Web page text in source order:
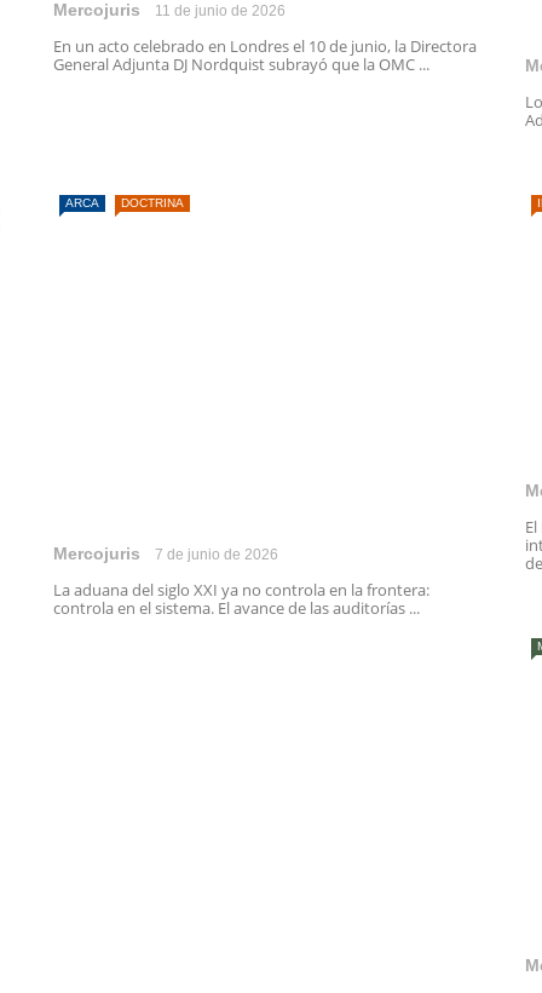
Mercojuris 11 de junio de 2026
En un acto celebrado en Londres el 10 de junio, la Directora
General Adjunta DJ Nordquist subrayó que la OMC ...
ARCA DOCTRINA
Mercojuris 7 de junio de 2026
La aduana del siglo XXI ya no controla en la frontera:
controla en el sistema. El avance de las auditorías ...